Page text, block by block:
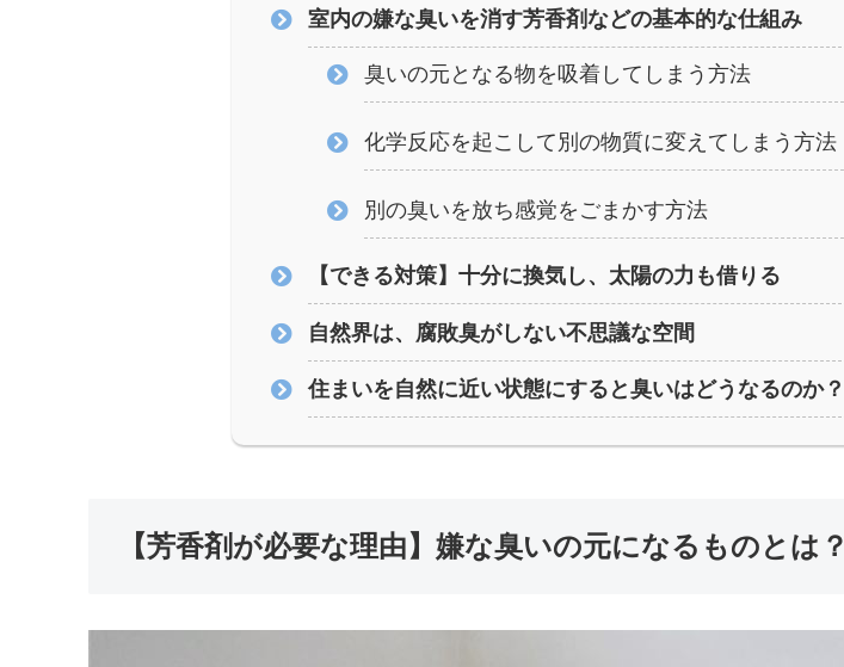
室内の嫌な臭いを消す芳香剤などの基本的な仕組み
臭いの元となる物を吸着してしまう方法
化学反応を起こして別の物質に変えてしまう方法
別の臭いを放ち感覚をごまかす方法
【できる対策】十分に換気し、太陽の力も借りる
自然界は、腐敗臭がしない不思議な空間
住まいを自然に近い状態にすると臭いはどうなるのか？
【芳香剤が必要な理由】嫌な臭いの元になるものとは？